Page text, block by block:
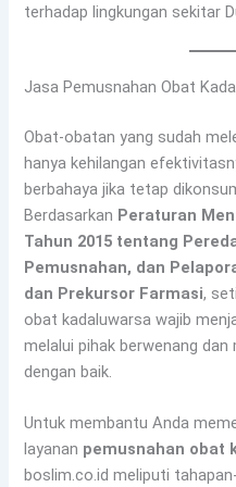
terhadap lingkungan sekitar
Jasa Pemusnahan Obat
Obat-obatan yang sudah
hanya kehilangan
berbahaya jika tetap
Berdasarkan Peraturan
Tahun 2015 tentang
Pemusnahan, dan
dan Prekursor Farmasi,
obat kadaluwarsa wajib
melalui pihak berwenang
dengan baik.
Untuk membantu Anda
layanan pemusnahan obat
boslim.co.id meliputi